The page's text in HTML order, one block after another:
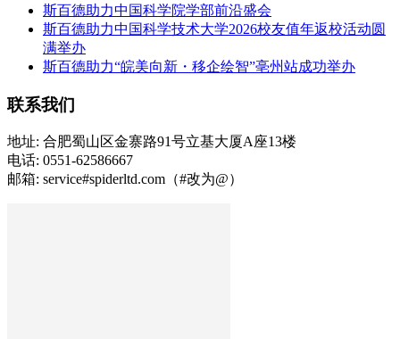
斯百德助力中国科学院学部前沿盛会
斯百德助力中国科学技术大学2026校友值年返校活动圆
满举办
斯百德助力“皖美向新・移企绘智”亳州站成功举办
联系我们
地址: 合肥蜀山区金寨路91号立基大厦A座13楼
电话: 0551-62586667
邮箱: service#spiderltd.com（#改为@）